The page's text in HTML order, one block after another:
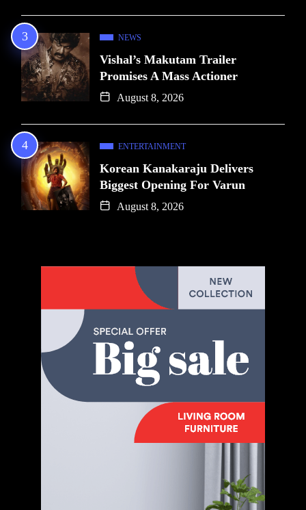
NEWS
Vishal’s Makutam Trailer
Promises A Mass Actioner
August 8, 2026
ENTERTAINMENT
Korean Kanakaraju Delivers
Biggest Opening For Varun
August 8, 2026